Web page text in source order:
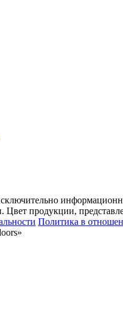
Цвет продукции,
Политика в